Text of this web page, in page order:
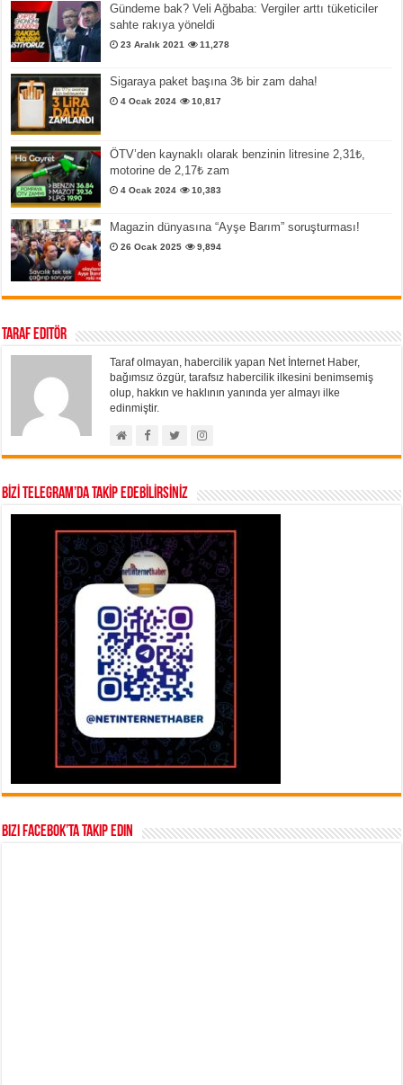
Gündeme bak? Veli Ağbaba: Vergiler arttı tüketiciler
sahte rakıya yöneldi
23 Aralık 2021 11,278
Sigaraya paket başına 3₺ bir zam daha!
4 Ocak 2024 10,817
ÖTV’den kaynaklı olarak benzinin litresine 2,31₺,
motorine de 2,17₺ zam
4 Ocak 2024 10,383
Magazin dünyasına “Ayşe Barım” soruşturması!
26 Ocak 2025 9,894
Taraf Editör
Taraf olmayan, habercilik yapan Net İnternet Haber,
bağımsız özgür, tarafsız habercilik ilkesini benimsemiş
olup, hakkın ve haklının yanında yer almayı ilke
edinmiştir.
BİZİ TELEGRAM’DA TAKİP EDEBİLİRSİNİZ
Bizi Facebok’ta takip edin